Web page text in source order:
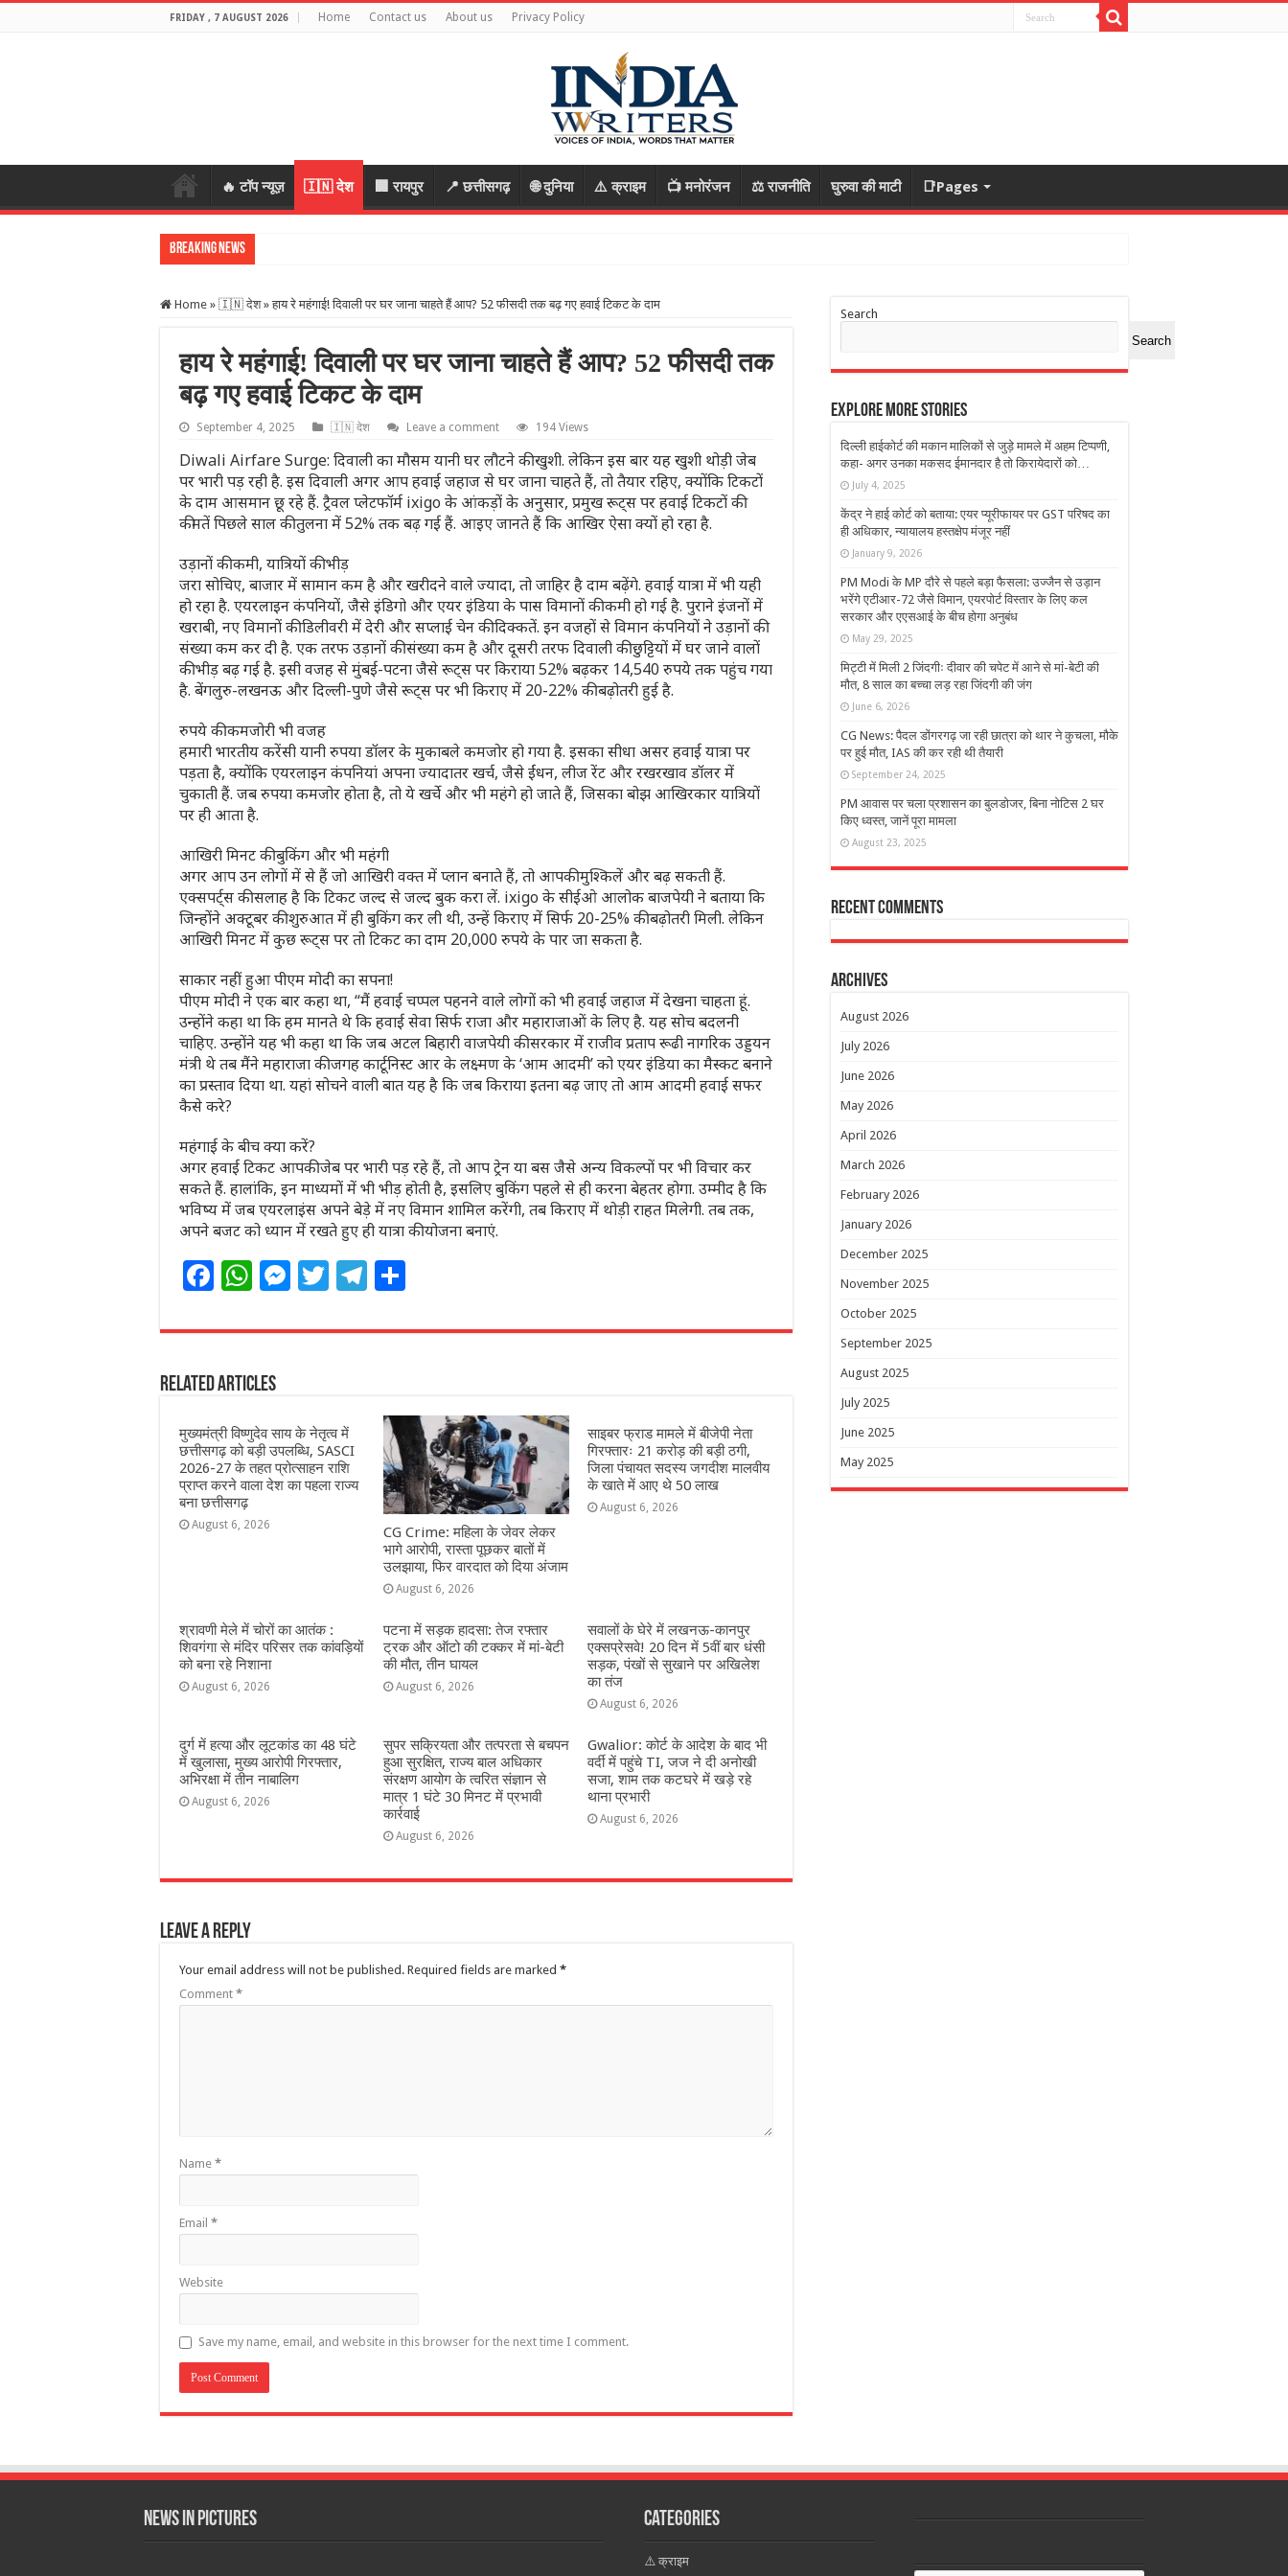
FRIDAY , 7 AUGUST 2026 Home Contact us About us Privacy Policy
🔥 टॉप न्यूज़ 🇮🇳 देश 🏢 रायपुर 📍 छत्तीसगढ़ 🌐 दुनिया ⚠️ क्राइम 📺 मनोरंजन ⚖️ राजनीति घुरुवा की माटी 📑Pages
Breaking News
Home » 🇮🇳 देश » हाय रे महंगाई! दिवाली पर घर जाना चाहते हैं आप? 52 फीसदी तक बढ़ गए हवाई टिकट के दाम
हाय रे महंगाई! दिवाली पर घर जाना चाहते हैं आप? 52 फीसदी तक
बढ़ गए हवाई टिकट के दाम
September 4, 2025 🇮🇳 देश Leave a comment 194 Views
Diwali Airfare Surge: दिवाली का मौसम यानी घर लौटने की खुशी. लेकिन इस बार यह खुशी थोड़ी जेब
पर भारी पड़ रही है. इस दिवाली अगर आप हवाई जहाज से घर जाना चाहते हैं, तो तैयार रहिए, क्योंकि टिकटों
के दाम आसमान छू रहे हैं. ट्रैवल प्लेटफॉर्म ixigo के आंकड़ों के अनुसार, प्रमुख रूट्स पर हवाई टिकटों की
कीमतें पिछले साल की तुलना में 52% तक बढ़ गई हैं. आइए जानते हैं कि आखिर ऐसा क्यों हो रहा है.
उड़ानों की कमी, यात्रियों की भीड़
जरा सोचिए, बाजार में सामान कम है और खरीदने वाले ज्यादा, तो जाहिर है दाम बढ़ेंगे. हवाई यात्रा में भी यही
हो रहा है. एयरलाइन कंपनियों, जैसे इंडिगो और एयर इंडिया के पास विमानों की कमी हो गई है. पुराने इंजनों में
खराबी, नए विमानों की डिलीवरी में देरी और सप्लाई चेन की दिक्कतें. इन वजहों से विमान कंपनियों ने उड़ानों की
संख्या कम कर दी है. एक तरफ उड़ानों की संख्या कम है और दूसरी तरफ दिवाली की छुट्टियों में घर जाने वालों
की भीड़ बढ़ गई है. इसी वजह से मुंबई-पटना जैसे रूट्स पर किराया 52% बढ़कर 14,540 रुपये तक पहुंच गया
है. बेंगलुरु-लखनऊ और दिल्ली-पुणे जैसे रूट्स पर भी किराए में 20-22% की बढ़ोतरी हुई है.
रुपये की कमजोरी भी वजह
हमारी भारतीय करेंसी यानी रुपया डॉलर के मुकाबले कमजोर हो गया है. इसका सीधा असर हवाई यात्रा पर
पड़ता है, क्योंकि एयरलाइन कंपनियां अपना ज्यादातर खर्च, जैसे ईंधन, लीज रेंट और रखरखाव डॉलर में
चुकाती हैं. जब रुपया कमजोर होता है, तो ये खर्चे और भी महंगे हो जाते हैं, जिसका बोझ आखिरकार यात्रियों
पर ही आता है.
आखिरी मिनट की बुकिंग और भी महंगी
अगर आप उन लोगों में से हैं जो आखिरी वक्त में प्लान बनाते हैं, तो आपकी मुश्किलें और बढ़ सकती हैं.
एक्सपर्ट्स की सलाह है कि टिकट जल्द से जल्द बुक करा लें. ixigo के सीईओ आलोक बाजपेयी ने बताया कि
जिन्होंने अक्टूबर की शुरुआत में ही बुकिंग कर ली थी, उन्हें किराए में सिर्फ 20-25% की बढ़ोतरी मिली. लेकिन
आखिरी मिनट में कुछ रूट्स पर तो टिकट का दाम 20,000 रुपये के पार जा सकता है.
साकार नहीं हुआ पीएम मोदी का सपना!
पीएम मोदी ने एक बार कहा था, “मैं हवाई चप्पल पहनने वाले लोगों को भी हवाई जहाज में देखना चाहता हूं.
उन्होंने कहा था कि हम मानते थे कि हवाई सेवा सिर्फ राजा और महाराजाओं के लिए है. यह सोच बदलनी
चाहिए. उन्होंने यह भी कहा था कि जब अटल बिहारी वाजपेयी की सरकार में राजीव प्रताप रूढी नागरिक उड्डयन
मंत्री थे तब मैंने महाराजा की जगह कार्टूनिस्ट आर के लक्ष्मण के ‘आम आदमी’ को एयर इंडिया का मैस्कट बनाने
का प्रस्ताव दिया था. यहां सोचने वाली बात यह है कि जब किराया इतना बढ़ जाए तो आम आदमी हवाई सफर
कैसे करे?
महंगाई के बीच क्या करें?
अगर हवाई टिकट आपकी जेब पर भारी पड़ रहे हैं, तो आप ट्रेन या बस जैसे अन्य विकल्पों पर भी विचार कर
सकते हैं. हालांकि, इन माध्यमों में भी भीड़ होती है, इसलिए बुकिंग पहले से ही करना बेहतर होगा. उम्मीद है कि
भविष्य में जब एयरलाइंस अपने बेड़े में नए विमान शामिल करेंगी, तब किराए में थोड़ी राहत मिलेगी. तब तक,
अपने बजट को ध्यान में रखते हुए ही यात्रा की योजना बनाएं.
F
a
c
e
b
o
o
k
W
h
at
s
A
p
p
M
e
ss
g
e
r
T
w
itt
T
el
e
m
ar
Related Articles
मुख्यमंत्री विष्णुदेव साय के नेतृत्व में
छत्तीसगढ़ को बड़ी उपलब्धि, SASCI
2026-27 के तहत प्रोत्साहन राशि
प्राप्त करने वाला देश का पहला राज्य
बना छत्तीसगढ़
August 6, 2026
CG Crime: महिला के जेवर लेकर
भागे आरोपी, रास्ता पूछकर बातों में
उलझाया, फिर वारदात को दिया अंजाम
August 6, 2026
साइबर फ्राड मामले में बीजेपी नेता
गिरफ्तारः 21 करोड़ की बड़ी ठगी,
जिला पंचायत सदस्य जगदीश मालवीय
के खाते में आए थे 50 लाख
August 6, 2026
श्रावणी मेले में चोरों का आतंक :
शिवगंगा से मंदिर परिसर तक कांवड़ियों
को बना रहे निशाना
August 6, 2026
पटना में सड़क हादसा: तेज रफ्तार
ट्रक और ऑटो की टक्कर में मां-बेटी
की मौत, तीन घायल
August 6, 2026
सवालों के घेरे में लखनऊ-कानपुर
एक्सप्रेसवे! 20 दिन में 5वीं बार धंसी
सड़क, पंखों से सुखाने पर अखिलेश
का तंज
August 6, 2026
दुर्ग में हत्या और लूटकांड का 48 घंटे
में खुलासा, मुख्य आरोपी गिरफ्तार,
अभिरक्षा में तीन नाबालिग
August 6, 2026
सुपर सक्रियता और तत्परता से बचपन
हुआ सुरक्षित, राज्य बाल अधिकार
संरक्षण आयोग के त्वरित संज्ञान से
मात्र 1 घंटे 30 मिनट में प्रभावी
कार्रवाई
August 6, 2026
Gwalior: कोर्ट के आदेश के बाद भी
वर्दी में पहुंचे TI, जज ने दी अनोखी
सजा, शाम तक कटघरे में खड़े रहे
थाना प्रभारी
August 6, 2026
Leave a Reply
Your email address will not be published. Required fields are marked *
Comment *
Name *
Email *
Website
Save my name, email, and website in this browser for the next time I comment.
Search
Search
Explore More Stories
दिल्ली हाईकोर्ट की मकान मालिकों से जुड़े मामले में अहम टिप्पणी,
कहा- अगर उनका मकसद ईमानदार है तो किरायेदारों को…
July 4, 2025
केंद्र ने हाई कोर्ट को बताया: एयर प्यूरीफायर पर GST परिषद का
ही अधिकार, न्यायालय हस्तक्षेप मंजूर नहीं
January 9, 2026
PM Modi के MP दौरे से पहले बड़ा फैसला: उज्जैन से उड़ान
भरेंगे एटीआर-72 जैसे विमान, एयरपोर्ट विस्तार के लिए कल
सरकार और एएसआई के बीच होगा अनुबंध
May 29, 2025
मिट्टी में मिली 2 जिंदगीः दीवार की चपेट में आने से मां-बेटी की
मौत, 8 साल का बच्चा लड़ रहा जिंदगी की जंग
June 6, 2026
CG News: पैदल डोंगरगढ़ जा रही छात्रा को थार ने कुचला, मौके
पर हुई मौत, IAS की कर रही थी तैयारी
September 24, 2025
PM आवास पर चला प्रशासन का बुलडोजर, बिना नोटिस 2 घर
किए ध्वस्त, जानें पूरा मामला
August 23, 2025
Recent Comments
Archives
August 2026
July 2026
June 2026
May 2026
April 2026
March 2026
February 2026
January 2026
December 2025
November 2025
October 2025
September 2025
August 2025
July 2025
June 2025
May 2025
News in Pictures Categories
⚠️ क्राइम